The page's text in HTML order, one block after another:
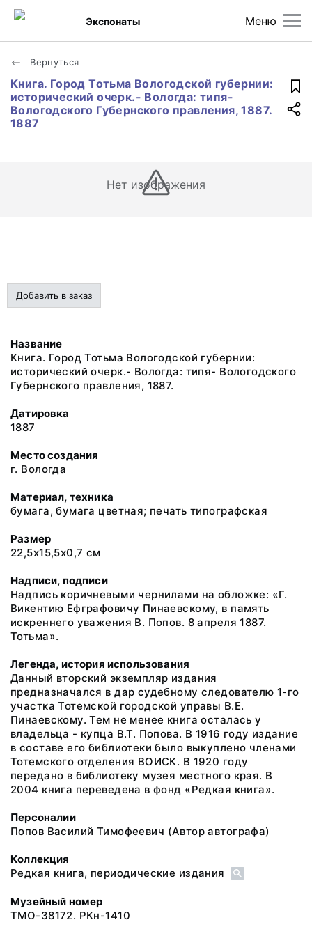
Меню
Экспонаты
Вернуться
Книга. Город Тотьма Вологодской губернии:
исторический очерк.- Вологда: типя-
Вологодского Губернского правления, 1887.
1887
Нет изображения
Добавить в заказ
Название
Книга. Город Тотьма Вологодской губернии:
исторический очерк.- Вологда: типя- Вологодского
Губернского правления, 1887.
Датировка
1887
Место создания
г. Вологда
Материал, техника
бумага, бумага цветная; печать типографская
Размер
22,5х15,5х0,7 см
Надписи, подписи
Надпись коричневыми чернилами на обложке: «Г.
Викентию Ефграфовичу Пинаевскому, в память
искреннего уважения В. Попов. 8 апреля 1887.
Тотьма».
Легенда, история использования
Данный вторский экземпляр издания
предназначался в дар судебному следователю 1-го
участка Тотемской городской управы В.Е.
Пинаевскому. Тем не менее книга осталась у
владельца - купца В.Т. Попова. В 1916 году издание
в составе его библиотеки было выкуплено членами
Тотемского отделения ВОИСК. В 1920 году
передано в библиотеку музея местного края. В
2004 книга переведена в фонд «Редкая книга».
Персоналии
Попов Василий Тимофеевич (Автор автографа)
Коллекция
Редкая книга, периодические издания
Музейный номер
ТМО-38172. РКн-1410